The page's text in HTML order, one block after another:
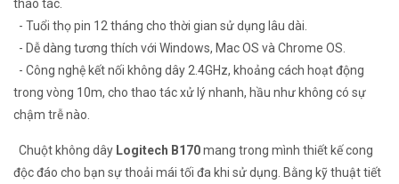
thao tác.
- Tuổi thọ pin 12 tháng cho thời gian sử dụng lâu dài.
- Dễ dàng tương thích với Windows, Mac OS và Chrome OS.
- Công nghệ kết nối không dây 2.4GHz, khoảng cách hoạt động
trong vòng 10m, cho thao tác xử lý nhanh, hầu như không có sự
chậm trễ nào.
Chuột không dây Logitech B170mang trong mình thiết kế cong
độc đáo cho bạn sự thoải mái tối đa khi sử dụng. Bằng kỹ thuật tiết